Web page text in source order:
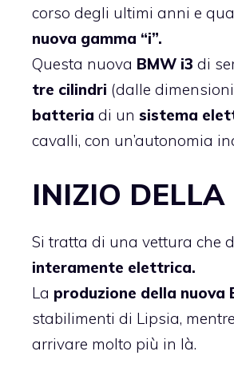
corso degli ultimi anni e
nuova gamma “i”.
Questa nuova BMW i3 di
tre cilindri (dalle
batteria di un sistema
cavalli, con un’autonomia
INIZIO
Si tratta di una vettura che
interamente elettrica.
La produzione della nuova
stabilimenti di Lipsia,
arrivare molto più in là.